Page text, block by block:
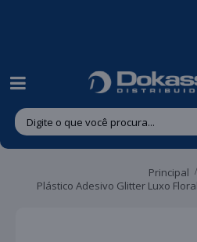
Principal
Plástico Adesivo Glitter Luxo